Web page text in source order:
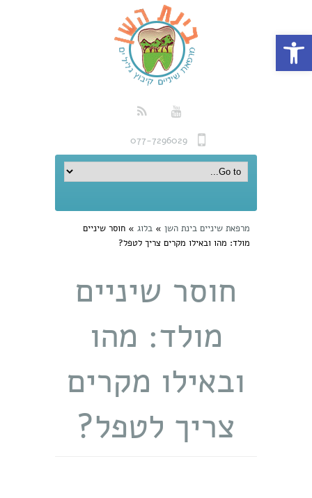
פתח סרגל נגישות
077-7296029
מרפאת שיניים בינת השן » בלוג » חוסר שיניים
מולד: מהו ובאילו מקרים צריך לטפל?
חוסר שיניים
מולד: מהו
ובאילו מקרים
צריך לטפל?